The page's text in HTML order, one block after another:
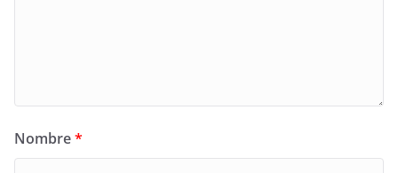
Nombre*